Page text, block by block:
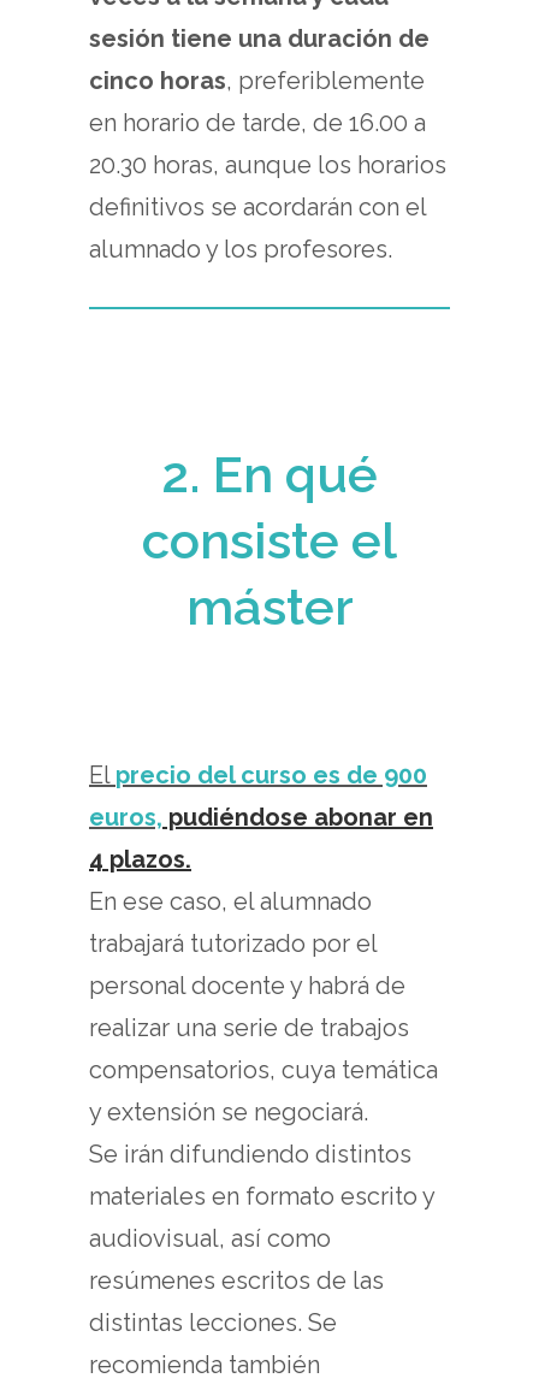
sesión tiene una duración de
cinco horas, preferiblemente
en horario de tarde, de 16.00 a
20.30 horas, aunque los horarios
definitivos se acordarán con el
alumnado y los profesores.
2. En qué
consiste el
máster
El precio del curso es de 900
euros, pudiéndose abonar en
4 plazos.
En ese caso, el alumnado
trabajará tutorizado por el
personal docente y habrá de
realizar una serie de trabajos
compensatorios, cuya temática
y extensión se negociará.
Se irán difundiendo distintos
materiales en formato escrito y
audiovisual, así como
resúmenes escritos de las
distintas lecciones. Se
recomienda también